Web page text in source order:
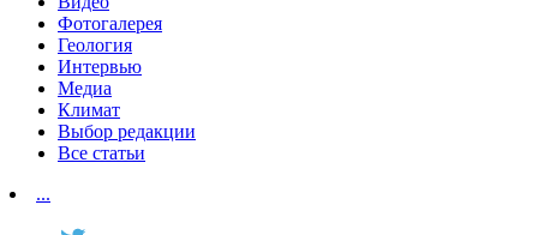
Фотогалерея
Геология
Интервью
Медиа
Климат
Выбор редакции
Все статьи
...